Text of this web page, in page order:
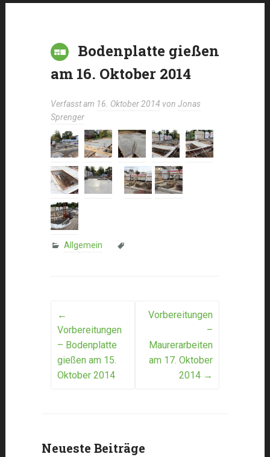
Bodenplatte gießen
am 16. Oktober 2014
Verfasst am 16. Oktober 2014 von Jonas
Sprenger
Allgemein
Post
navigation
←
Vorbereitungen
– Bodenplatte
gießen am 15.
Oktober 2014
Vorbereitungen
–
Maurerarbeiten
am 17. Oktober
2014 →
Neueste Beiträge